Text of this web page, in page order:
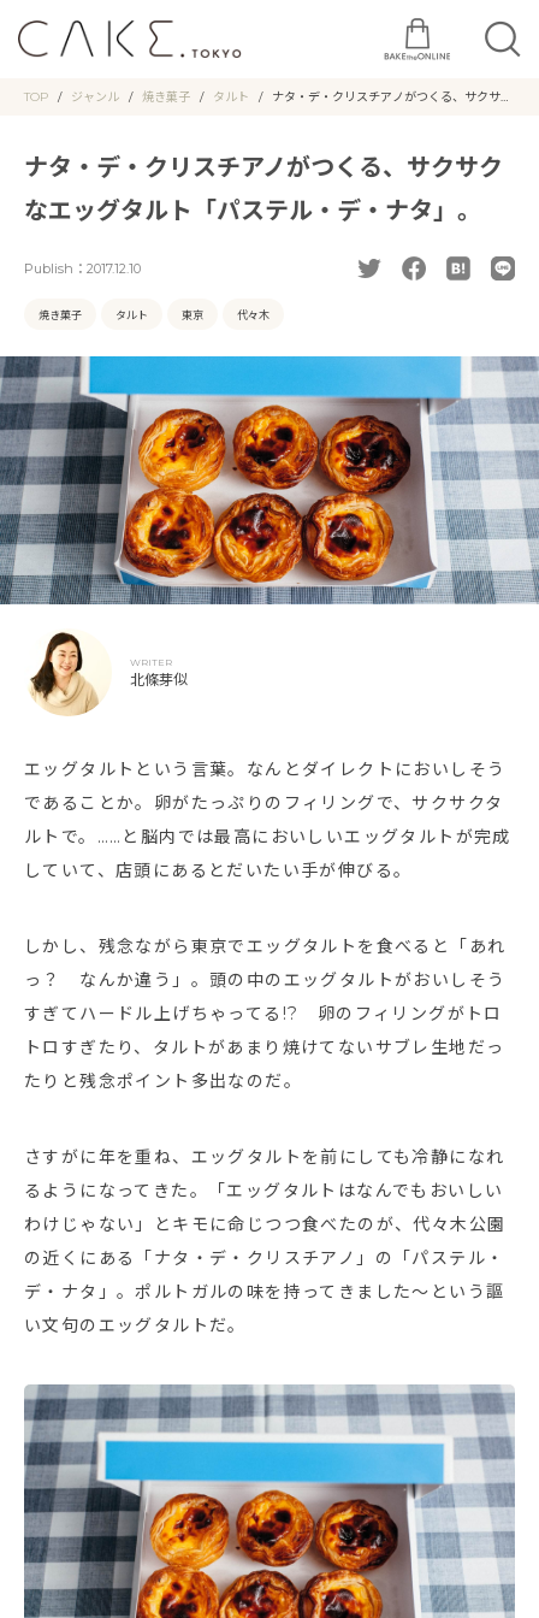
TOP ジャンル 焼き菓子 タルト
ナタ・デ・クリスチアノがつくる、サクサク
ナタ・デ・クリスチアノがつくる、サクサク
なエッグタルト「パステル・デ・ナタ」。
Publish： 2017.12.10
焼き菓子 タルト 東京 代々木
WRITER
北條芽似
エッグタルトという言葉。なんとダイレクトにおいしそう
であることか。卵がたっぷりのフィリングで、サクサクタ
ルトで。……と脳内では最高においしいエッグタルトが完成
していて、店頭にあるとだいたい手が伸びる。
しかし、残念ながら東京でエッグタルトを食べると「あれ
っ？ なんか違う」。頭の中のエッグタルトがおいしそう
すぎてハードル上げちゃってる!? 卵のフィリングがトロ
トロすぎたり、タルトがあまり焼けてないサブレ生地だっ
たりと残念ポイント多出なのだ。
さすがに年を重ね、エッグタルトを前にしても冷静になれ
るようになってきた。「エッグタルトはなんでもおいしい
わけじゃない」とキモに命じつつ食べたのが、代々木公園
の近くにある「ナタ・デ・クリスチアノ」の「パステル・
デ・ナタ」。ポルトガルの味を持ってきました～という謳
い文句のエッグタルトだ。